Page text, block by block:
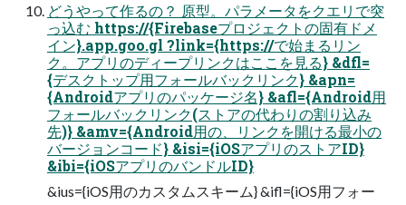
どうやって作るの？ 原型。パラメータをクエリで突
っ込む https://{Firebaseプロジェクトの固有ドメ
イン}.app.goo.gl ?link={https://で始まるリン
ク。アプリのディープリンクはここを見る} &dfl=
{デスクトップ用フォールバックリンク} &apn=
{Androidアプリのパッケージ名} &afl={Android用
フォールバックリンク(ストアの代わりの割り込み
先)} &amv={Android用の、リンクを開ける最小の
バージョンコード} &isi={iOSアプリのストアID}
&ibi={iOSアプリのバンドルID}
&ius={iOS用のカスタムスキーム} &ifl={iOS用フォー